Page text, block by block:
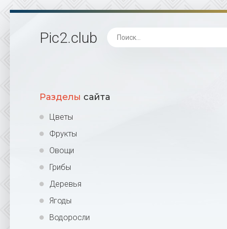
Pic2.club
Разделы сайта
Цветы
Фрукты
Овощи
Грибы
Деревья
Ягоды
Водоросли